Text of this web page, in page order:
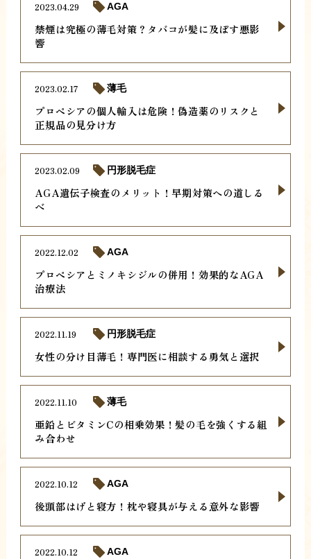
禁煙は究極の薄毛対策？タバコが髪に及ぼす悪影
響
2023.04.29 AGA
プロペシアの個人輸入は危険！偽造薬のリスクと
正規品の見分け方
2023.02.17 薄毛
AGA遺伝子検査のメリット！早期対策への道しる
べ
2023.02.09 円形脱毛症
プロペシアとミノキシジルの併用！効果的なAGA
治療法
2022.12.02 AGA
女性の分け目薄毛！専門医に相談する勇気と選択
2022.11.19 円形脱毛症
亜鉛とビタミンCの相乗効果！髪の毛を強くする組
み合わせ
2022.11.10 薄毛
後頭部はげと寝方！枕や寝具が与える意外な影響
2022.10.12 AGA
2022.10.12 AGA